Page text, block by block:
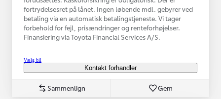
fortrydelsesret på lånet. Ingen løbende mdl. gebyrer ved
betaling via en automatisk betalingstjeneste. Vi tager
forbehold for fejl, prisændringer og renteforhøjelser.
Finansiering via Toyota Financial Services A/S.
Vælg bil
Kontakt forhandler
Sammenlign Gem